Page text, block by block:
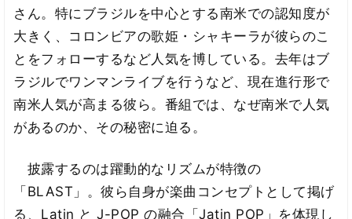
さん。特にブラジルを中心とする南米での認知度が
大きく、コロンビアの歌姫・シャキーラが彼らのこ
とをフォローするなど人気を博している。去年はブ
ラジルでワンマンライブを行うなど、現在進行形で
南米人気が高まる彼ら。番組では、なぜ南米で人気
があるのか、その秘密に迫る。
披露するのは躍動的なリズムが特徴の
「BLAST」。彼ら自身が楽曲コンセプトとして掲げ
る、Latin と J-POP の融合「Jatin POP」を体現し